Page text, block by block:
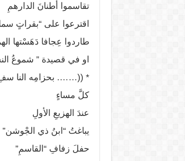
تقاسموا أطنانَ الدارهمِ
اقترعوا على “بقراتٍ
طاردوا عِجافا دَهَسْتها
او في قصيدة ” شموعُ
* ((……. بحزامِه النا
كلَّ مساءٍ
عندَ الهزيعِ الأولِ
يباغتُ “ابنُ ذي الجْوشن”
حفلَ زفافِ “القاسمِ”